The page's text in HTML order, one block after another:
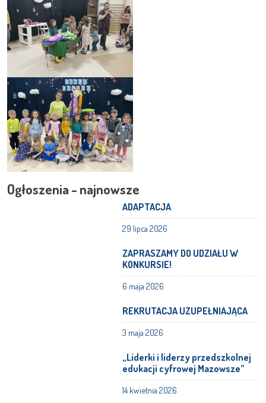
Ogłoszenia - najnowsze
ADAPTACJA
29 lipca 2026
ZAPRASZAMY DO UDZIAŁU W
KONKURSIE!
6 maja 2026
REKRUTACJA UZUPEŁNIAJĄCA
3 maja 2026
„Liderki i liderzy przedszkolnej
edukacji cyfrowej Mazowsze”
14 kwietnia 2026